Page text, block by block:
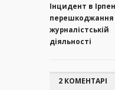
Інцидент в
перешкоджання
журналістській
діяльності
2 КОМЕНТАРІ